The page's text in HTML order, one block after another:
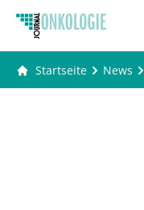
Startseite News